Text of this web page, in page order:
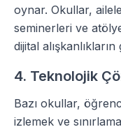
oynar. Okullar,
seminerleri ve
dijital
4. Teknolojik
Bazı okullar,
izlemek ve